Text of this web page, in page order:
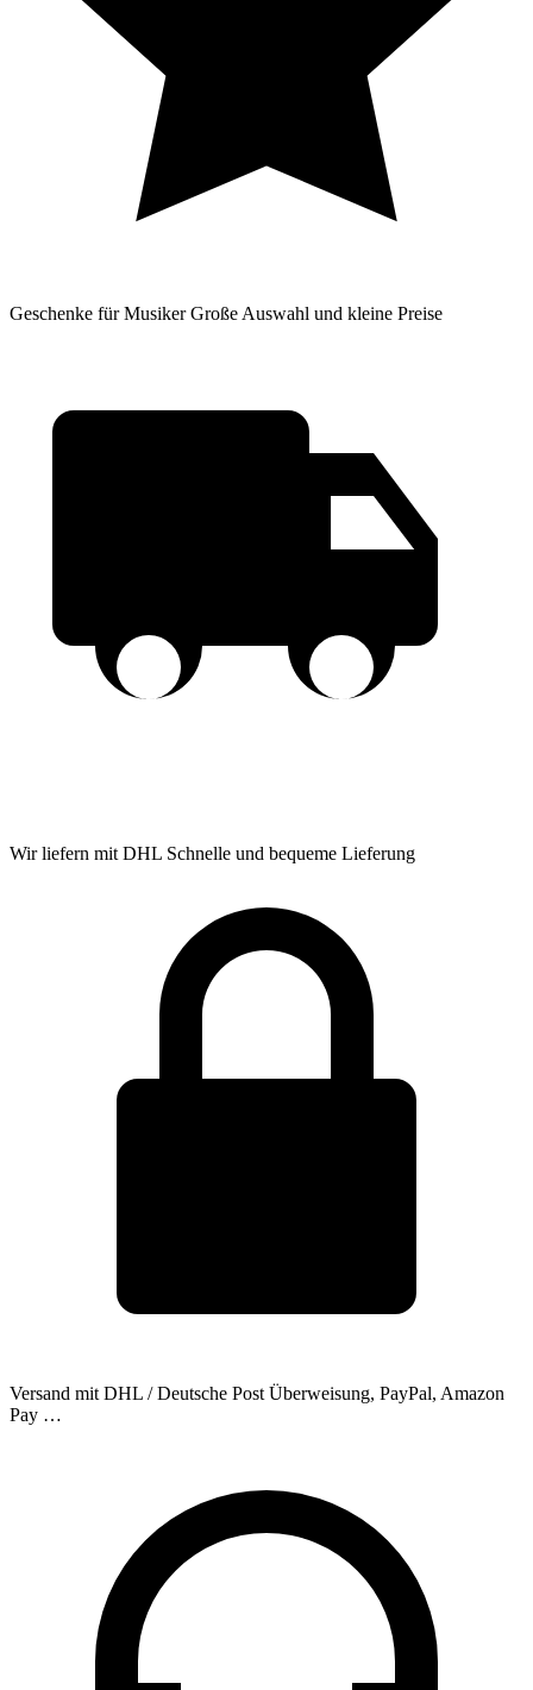
Geschenke für Musiker Große Auswahl und kleine Preise
Wir liefern mit DHL Schnelle und bequeme Lieferung
Versand mit DHL / Deutsche Post Überweisung, PayPal, Amazon
Pay …